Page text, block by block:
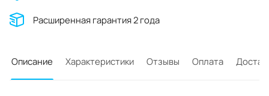
Расширенная гарантия 2 года
Описание Характеристики Отзывы Оплата